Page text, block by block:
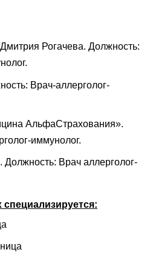
Рогачева. Должность:
Врач-аллерголог-
АльфаСтрахования».
иммунолог.
Должность: Врач аллерголог-